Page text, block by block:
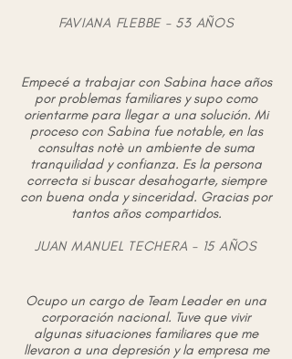
FAVIANA FLEBBE - 53 AÑOS
Empecé a trabajar con Sabina hace años
por problemas familiares y supo como
orientarme para llegar a una solución. Mi
proceso con Sabina fue notable, en las
consultas notè un ambiente de suma
tranquilidad y confianza. Es la persona
correcta si buscar desahogarte, siempre
con buena onda y sinceridad. Gracias por
tantos años compartidos.
JUAN MANUEL TECHERA - 15 AÑOS
Ocupo un cargo de Team Leader en una
corporación nacional. Tuve que vivir
algunas situaciones familiares que me
llevaron a una depresión y la empresa me